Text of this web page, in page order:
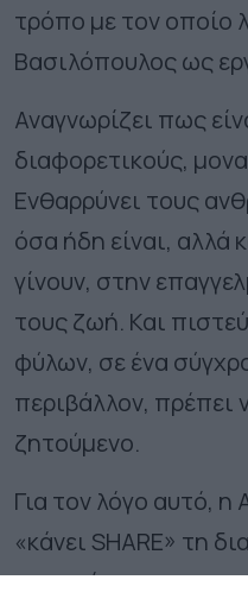
τρόπο με τον οποίο
Βασιλόπουλος ως
Αναγνωρίζει πως
διαφορετικούς,
Ενθαρρύνει τους
όσα ήδη είναι, αλλά
γίνουν, στην
τους ζωή. Και
φύλων, σε ένα
περιβάλλον, πρέπει
ζητούμενο.
Για τον λόγο αυτό,
«κάνει SHARE» τη
ενσωμάτωση, την